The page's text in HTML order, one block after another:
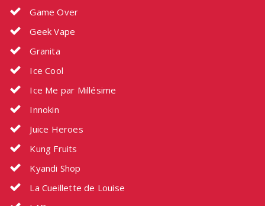
Game Over
Geek Vape
Granita
Ice Cool
Ice Me par Millésime
Innokin
Juice Heroes
Kung Fruits
Kyandi Shop
La Cueillette de Louise